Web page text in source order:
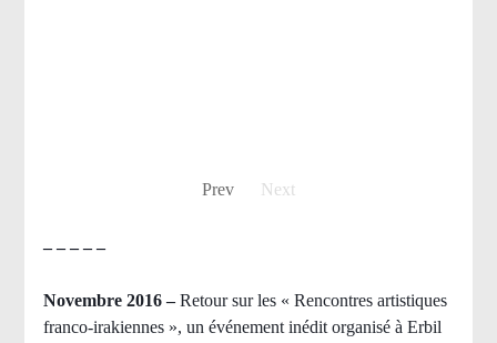
Prev Next
– – – – –
Novembre 2016 –Retour sur les « Rencontres artistiques
franco-irakiennes », un événement inédit organisé à Erbil